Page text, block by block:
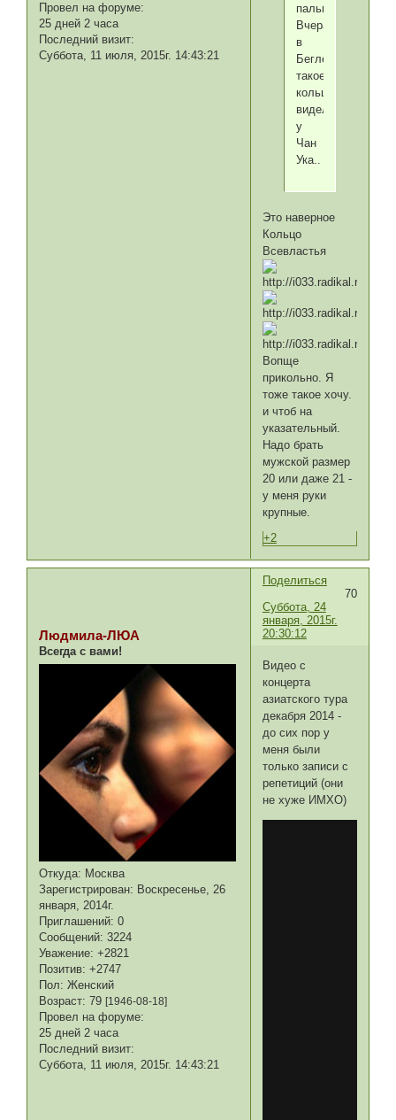
Провел на форуме:
25 дней 2 часа
Последний визит:
Суббота, 11 июля, 2015г. 14:43:21
пальце?
Вчера
в
Беглецах
такое
кольцо
видела
у
Чан
Ука..
Это наверное
Кольцо
Всевластья
Вопще
прикольно. Я
тоже такое хочу.
и чтоб на
указательный.
Надо брать
мужской размер
20 или даже 21 -
у меня руки
крупные.
+2
Поделиться
70
Суббота, 24
января, 2015г.
20:30:12
Людмила-ЛЮА
Всегда с вами!
Откуда: Москва
Зарегистрирован: Воскресенье, 26
января, 2014г.
Приглашений: 0
Сообщений: 3224
Уважение: +2821
Позитив: +2747
Пол: Женский
Возраст: 79[1946-08-18]
Провел на форуме:
25 дней 2 часа
Последний визит:
Суббота, 11 июля, 2015г. 14:43:21
Видео с
концерта
азиатского тура
декабря 2014 -
до сих пор у
меня были
только записи с
репетиций (они
не хуже ИМХО)